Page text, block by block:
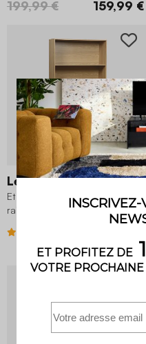
199,99 € 159,99 €
2 variantes
Legacy
Etagère bibliothèque décor bois
rainuré 2 portes coulissantes 4
179,99 €